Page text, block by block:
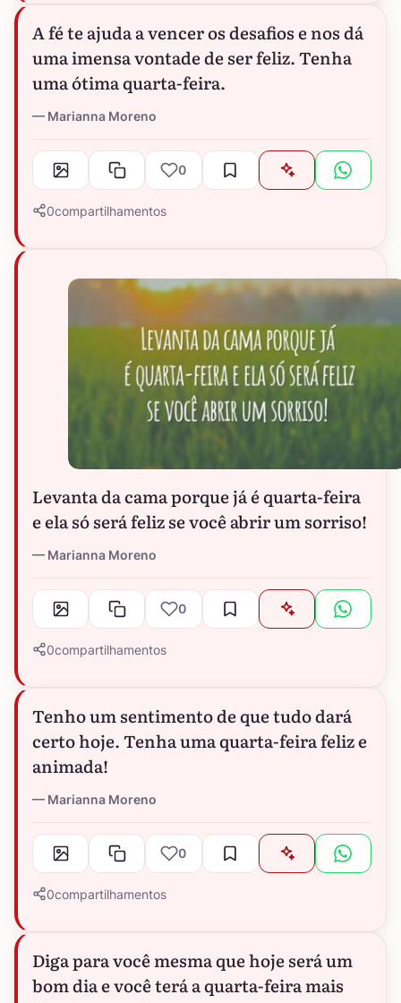
A fé te ajuda a vencer os desafios e nos dá
uma imensa vontade de ser feliz. Tenha
uma ótima quarta-feira.
Marianna Moreno
0
0compartilhamentos
Levanta da cama porque já é quarta-feira
e ela só será feliz se você abrir um sorriso!
Marianna Moreno
0
0compartilhamentos
Tenho um sentimento de que tudo dará
certo hoje. Tenha uma quarta-feira feliz e
animada!
Marianna Moreno
0
0compartilhamentos
Diga para você mesma que hoje será um
bom dia e você terá a quarta-feira mais